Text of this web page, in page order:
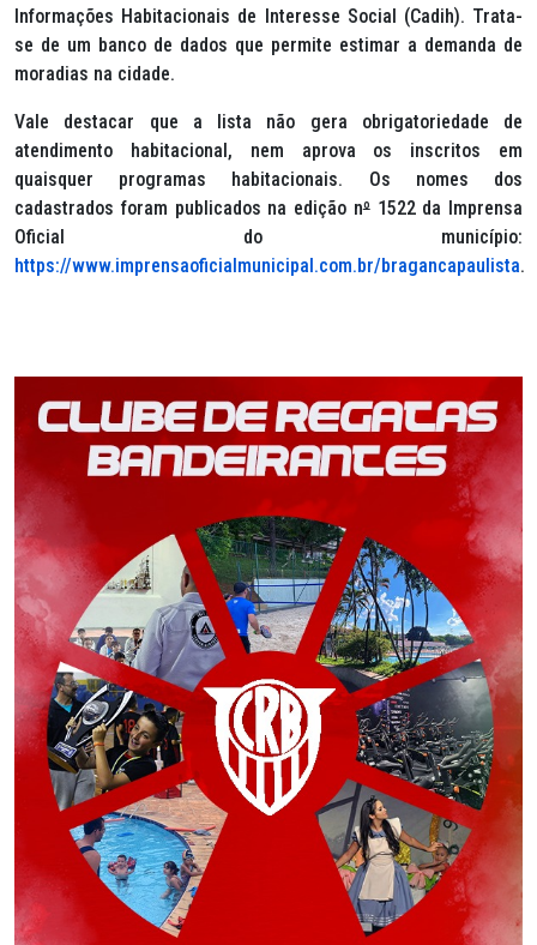
Informações Habitacionais de Interesse Social (Cadih). Trata-
se de um banco de dados que permite estimar a demanda de
moradias na cidade.
Vale destacar que a lista não gera obrigatoriedade de
atendimento habitacional, nem aprova os inscritos em
quaisquer programas habitacionais. Os nomes dos
cadastrados foram publicados na edição nº1522 da Imprensa
Oficial do município:
https://www.imprensaoficialmunicipal.com.br/bragancapaulista.